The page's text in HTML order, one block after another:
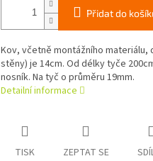
Přidat do
Kov, včetně montážního
stěny) je 14cm. Od délky tyče
nosník. Na tyč o průměru 19mm.
Detailní informace
TISK ZEPTAT SE